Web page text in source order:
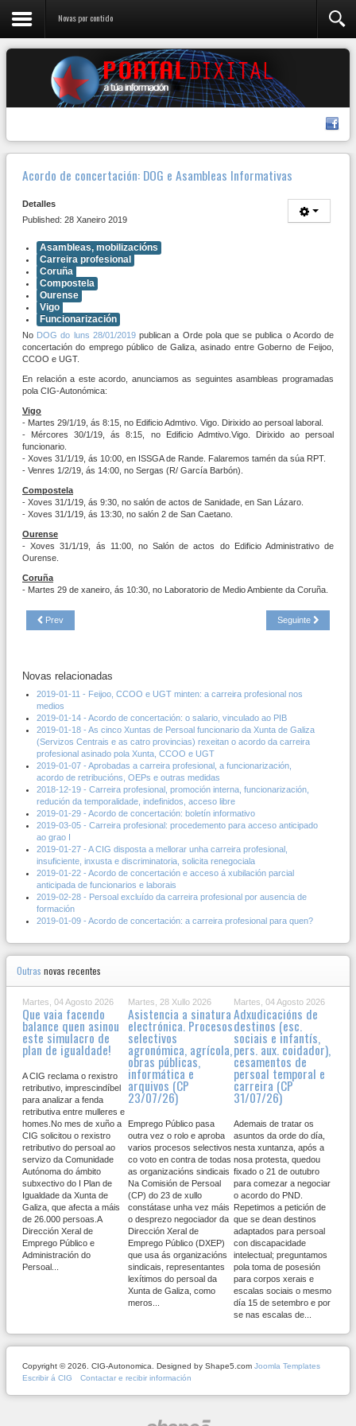
Novas por contido
Acordo de concertación: DOG e Asambleas Informativas
Detalles
Published: 28 Xaneiro 2019
Asambleas, mobilizacións
Carreira profesional
Coruña
Compostela
Ourense
Vigo
Funcionarización
No DOG do luns 28/01/2019publican a Orde pola que se publica o Acordo de
concertación do emprego público de Galiza, asinado entre Goberno de Feijoo,
CCOO e UGT.
En relación a este acordo, anunciamos as seguintes asambleas programadas
pola CIG-Autonómica:
Vigo
- Martes 29/1/19, ás 8:15, no Edificio Admtivo. Vigo. Dirixido ao persoal laboral.
- Mércores 30/1/19, ás 8:15, no Edificio Admtivo.Vigo. Dirixido ao persoal
funcionario.
- Xoves 31/1/19, ás 10:00, en ISSGA de Rande. Falaremos tamén da súa RPT.
- Venres 1/2/19, ás 14:00, no Sergas (R/ García Barbón).
Compostela
- Xoves 31/1/19, ás 9:30, no salón de actos de Sanidade, en San Lázaro.
- Xoves 31/1/19, ás 13:30, no salón 2 de San Caetano.
Ourense
- Xoves 31/1/19, ás 11:00, no Salón de actos do Edificio Administrativo de
Ourense.
Coruña
- Martes 29 de xaneiro, ás 10:30, no Laboratorio de Medio Ambiente da Coruña.
Prev Seguinte
Novas relacionadas
2019-01-11 - Feijoo, CCOO e UGT minten: a carreira profesional nos
medios
2019-01-14 - Acordo de concertación: o salario, vinculado ao PIB
2019-01-18 - As cinco Xuntas de Persoal funcionario da Xunta de Galiza
(Servizos Centrais e as catro provincias) rexeitan o acordo da carreira
profesional asinado pola Xunta, CCOO e UGT
2019-01-07 - Aprobadas a carreira profesional, a funcionarización,
acordo de retribucións, OEPs e outras medidas
2018-12-19 - Carreira profesional, promoción interna, funcionarización,
redución da temporalidade, indefinidos, acceso libre
2019-01-29 - Acordo de concertación: boletín informativo
2019-03-05 - Carreira profesional: procedemento para acceso anticipado
ao grao I
2019-01-27 - A CIG disposta a mellorar unha carreira profesional,
insuficiente, inxusta e discriminatoria, solicita renegociala
2019-01-22 - Acordo de concertación e acceso á xubilación parcial
anticipada de funcionarios e laborais
2019-02-28 - Persoal excluído da carreira profesional por ausencia de
formación
2019-01-09 - Acordo de concertación: a carreira profesional para quen?
Outras novas recentes
Martes, 04 Agosto 2026
Que vaia facendo
balance quen asinou
este simulacro de
plan de igualdade!
A CIG reclama o rexistro
retributivo, imprescindíbel
para analizar a fenda
retributiva entre mulleres e
homes.No mes de xuño a
CIG solicitou o rexistro
retributivo do persoal ao
servizo da Comunidade
Autónoma do ámbito
subxectivo do I Plan de
Igualdade da Xunta de
Galiza, que afecta a máis
de 26.000 persoas.A
Dirección Xeral de
Emprego Público e
Administración do
Persoal...
Martes, 28 Xullo 2026
Asistencia a sinatura
electrónica. Procesos
selectivos
agronómica, agrícola,
obras públicas,
informática e
arquivos (CP
23/07/26)
Emprego Público pasa
outra vez o rolo e aproba
varios procesos selectivos
co voto en contra de todas
as organizacións sindicais
Na Comisión de Persoal
(CP) do 23 de xullo
constátase unha vez máis
o desprezo negociador da
Dirección Xeral de
Emprego Público (DXEP)
que usa ás organizacións
sindicais, representantes
lexítimos do persoal da
Xunta de Galiza, como
meros...
Martes, 04 Agosto 2026
Adxudicacións de
destinos (esc.
sociais e infantís,
pers. aux. coidador),
cesamentos de
persoal temporal e
carreira (CP
31/07/26)
Ademais de tratar os
asuntos da orde do día,
nesta xuntanza, após a
nosa protesta, quedou
fixado o 21 de outubro
para comezar a negociar
o acordo do PND.
Repetimos a petición de
que se dean destinos
adaptados para persoal
con discapacidade
intelectual; preguntamos
pola toma de posesión
para corpos xerais e
escalas sociais o mesmo
día 15 de setembro e por
se nas escalas de...
Copyright © 2026. CIG-Autonomica. Designed by Shape5.com Joomla Templates
Escribir á CIG
Contactar e recibir información